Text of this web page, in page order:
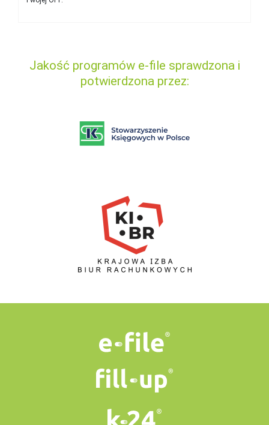
Jakość programów e-file sprawdzona i
potwierdzona przez: